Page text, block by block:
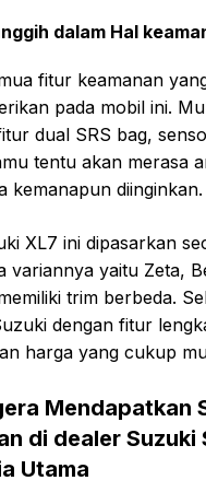
dalam Hal
fitur keamanan
pada mobil ini.
dual SRS bag,
tentu akan merasa
kemanapun diinginkan.
XL7 ini dipasarkan
variannya yaitu Zeta,
trim berbeda.
dengan fitur
harga yang cukup
Mendapatkan
di dealer Suzuki
Utama